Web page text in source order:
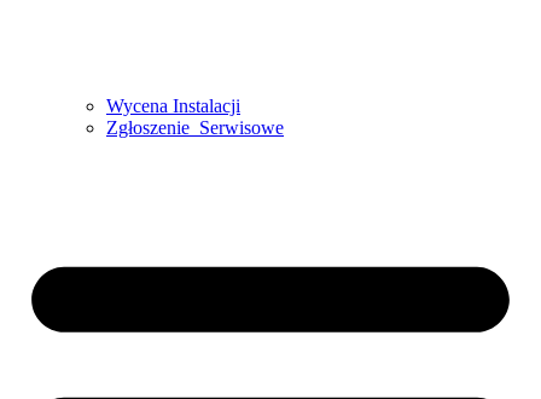
Wycena Instalacji
Zgłoszenie Serwisowe